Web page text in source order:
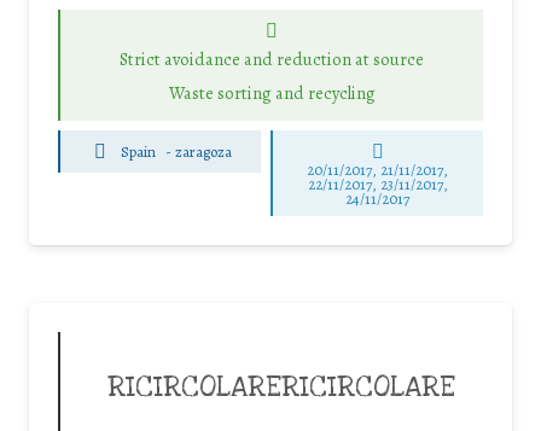
Strict avoidance and reduction at source
Waste sorting and recycling
Spain -zaragoza
20/11/2017, 21/11/2017,
22/11/2017, 23/11/2017,
24/11/2017
RICIRCOLARERICIRCOLARE